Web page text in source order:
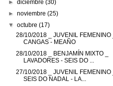
►diciembre(30)
►noviembre(25)
▼octubre(17)
28/10/2018 _ JUVENIL FEMENINO _
CANGAS - MEAÑO
28/10/2018 _ BENJAMÍN MIXTO _
LAVADORES - SEIS DO ...
27/10/2018 _ JUVENIL FEMENINO _
SEIS DO NADAL - LA...